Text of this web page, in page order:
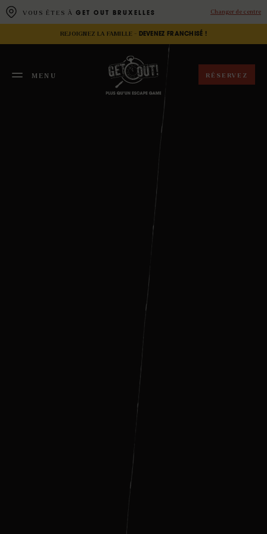
VOUS ÊTES À GET OUT BRUXELLES Changer de centre
REJOIGNEZ LA FAMILLE - DEVENEZ FRANCHISÉ !
MENU
RÉSERVEZ
Panneau de gestion des cookies